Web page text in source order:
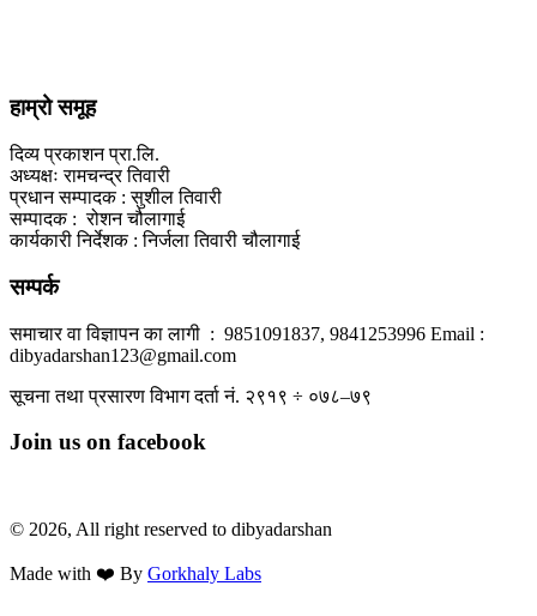
हाम्रो समूह
दिव्य प्रकाशन प्रा.लि.
अध्यक्षः रामचन्द्र तिवारी
प्रधान सम्पादक : सुशील तिवारी
सम्पादक : रोशन चौलागाई
कार्यकारी निर्देशक : निर्जला तिवारी चौलागाई
सम्पर्क
समाचार वा विज्ञापन का लागी : 9851091837, 9841253996 Email :
dibyadarshan123@gmail.com
सूचना तथा प्रसारण विभाग दर्ता नं. २९१९ ÷ ०७८–७९
Join us on facebook
© 2026, All right reserved to dibyadarshan
Made with ❤️ By Gorkhaly Labs